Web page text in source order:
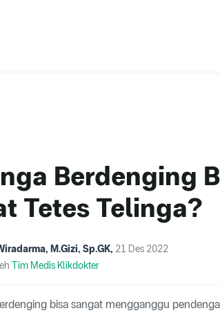
Berdenging
Tetes Telinga?
M.Gizi, Sp.GK, 21 Des 2022
Tim Medis Klikdokter
bisa sangat mengganggu